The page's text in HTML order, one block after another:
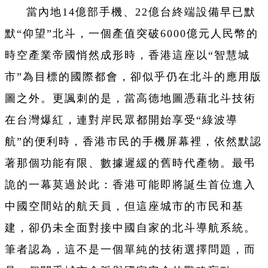
當內地14億部手機、22億台終端設備早已默
默“仰望”北斗，一個產值突破6000億元人民幣的
時空產業帝國悄然成形時，香港這座以“智慧城
市”為目標的國際都會，卻似乎仍在北斗的應用版
圖之外。更諷刺的是，當高德地圖憑藉北斗技術
在台灣爆紅，連對岸民眾都開始享受“綠波導
航”的便利時，香港市民的手機屏幕裡，依然默認
著那個功能有限、數據遲緩的舊時代產物。最弔
詭的一幕莫過於此：香港可能即將誕生首位進入
中國空間站的航天員，但這座城市的市民和基
建，卻仍未全面對接中國自家的北斗導航系統。
筆者認為，這不是一個單純的技術選擇問題，而